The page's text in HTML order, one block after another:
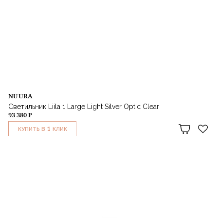
NUURA
Светильник Liila 1 Large Light Silver Optic Clear
93 380 ₽
КУПИТЬ В 1 КЛИК